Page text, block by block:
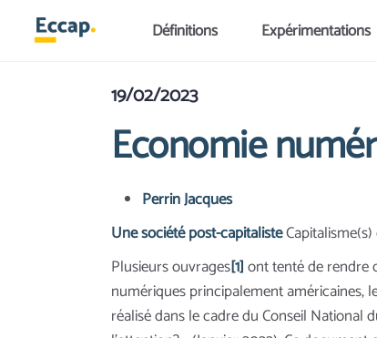
Aller au contenu principalDéfinitions Expérimentations
19/02/2023
Economie
Perrin Jacques
Une société post-capitaliste
Plusieurs ouvrages[1]ont tenté de rendre
numériques principalement américaines,
réalisé dans le cadre du Conseil National